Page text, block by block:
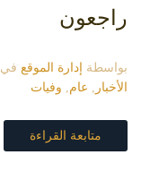
راجعون
بواسطة إدارة الموقع في
الأخبار
عام وفيات
متابعة القراءة